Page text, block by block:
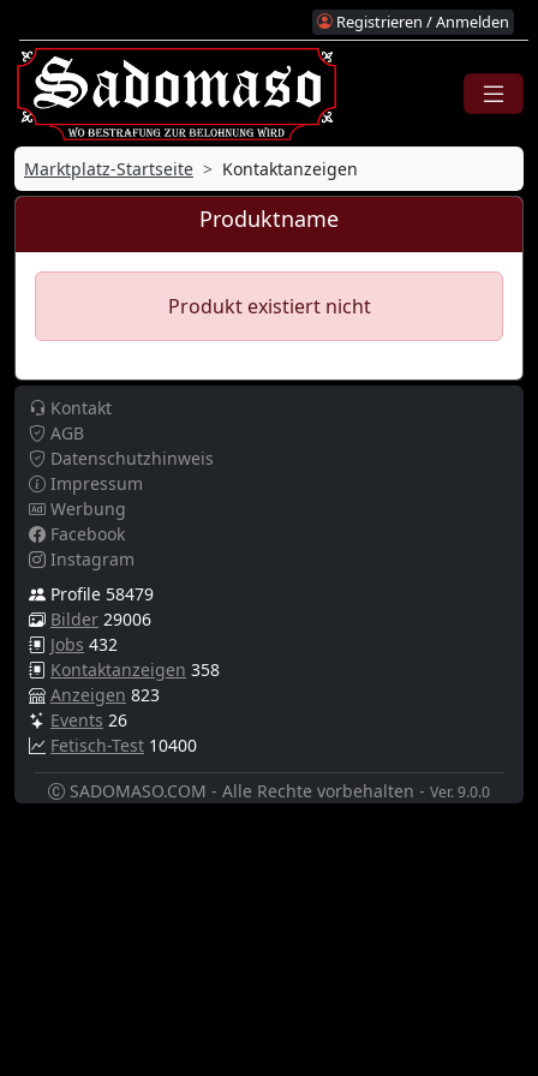
Registrieren / Anmelden
Marktplatz-Startseite Kontaktanzeigen
Produktname
Produkt existiert nicht
Kontakt
AGB
Datenschutzhinweis
Impressum
Werbung
Facebook
Instagram
Profile 58479
Bilder 29006
Jobs 432
Kontaktanzeigen 358
Anzeigen 823
Events 26
Fetisch-Test 10400
SADOMASO.COM - Alle Rechte vorbehalten - Ver. 9.0.0